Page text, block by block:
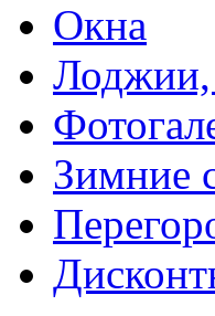
Окна
Зимние